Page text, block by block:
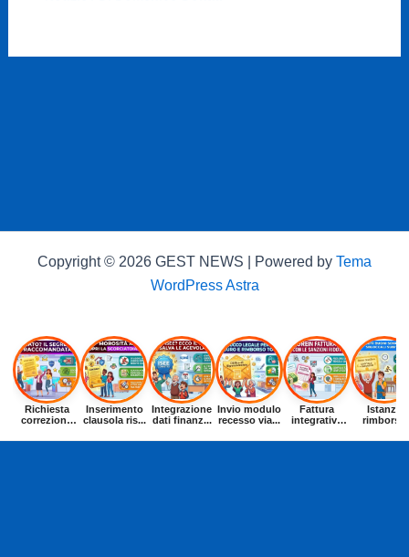
Copyright © 2026 GEST NEWS | Powered by Tema
WordPress Astra
Richiesta
correzione
Inserimento
clausola ris...
Integrazione
dati finanz...
Invio modulo
recesso via...
Fattura
integrativa
Istanza
rimborso